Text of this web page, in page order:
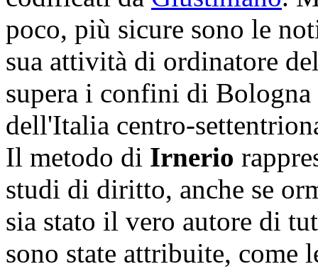
poco, più sicure sono le
sua attività di ordinatore
supera i confini di Bologna
dell'Italia centro-
Il metodo di Irnerio
studi di diritto, anche se
sia stato il vero autore di
sono state attribuite, come